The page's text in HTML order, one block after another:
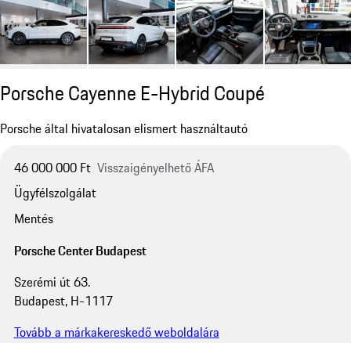
Porsche Cayenne E-Hybrid Coupé
Porsche által hivatalosan elismert használtautó
46 000 000 Ft Visszaigényelhető ÁFA
Ügyfélszolgálat
Mentés
Porsche Center Budapest
Szerémi út 63.
Budapest, H-1117
Tovább a márkakereskedő weboldalára